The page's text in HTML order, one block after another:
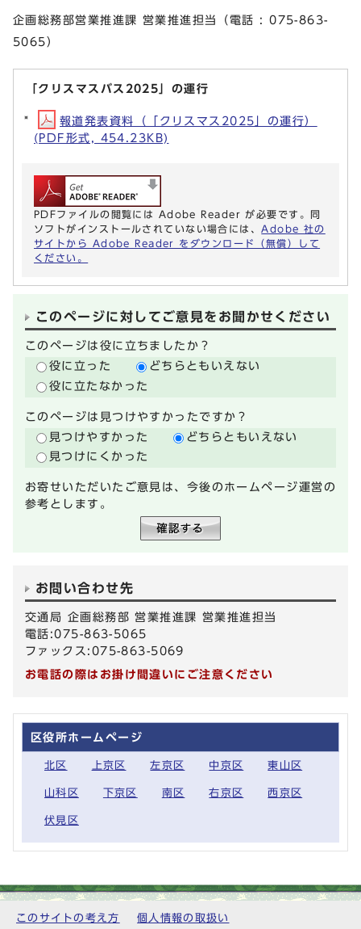
企画総務部営業推進課 営業推進担当（電話 : 075-863-
5065）
「クリスマスバス2025」の運行
報道発表資料（「クリスマス2025」の運行）
(PDF形式, 454.23KB)
PDFファイルの閲覧には Adobe Reader が必要です。同
ソフトがインストールされていない場合には、 Adobe 社の
サイトから Adobe Reader をダウンロード（無償）して
ください。
このページに対してご意見をお聞かせください
このページは役に立ちましたか？
役に立った
どちらともいえない
役に立たなかった
このページは見つけやすかったですか？
見つけやすかった
どちらともいえない
見つけにくかった
お寄せいただいたご意見は、今後のホームページ運営の
参考とします。
お問い合わせ先
交通局 企画総務部 営業推進課 営業推進担当
電話:075-863-5065
ファックス:075-863-5069
お電話の際はお掛け間違いにご注意ください
区役所ホームページ
北区 上京区 左京区 中京区 東山区
山科区 下京区 南区 右京区 西京区
伏見区
このサイトの考え方 個人情報の取扱い